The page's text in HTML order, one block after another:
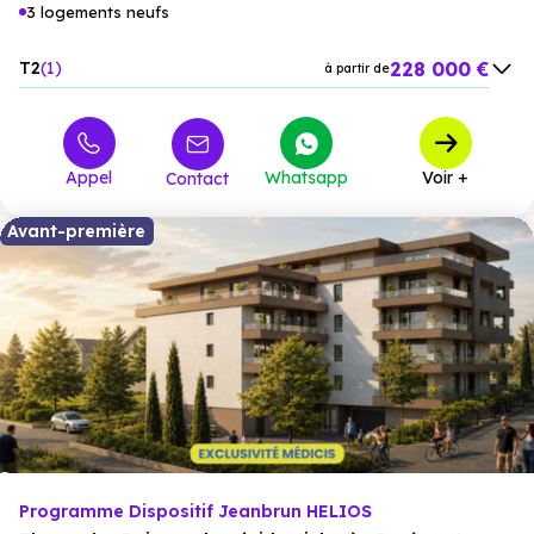
3 logements neufs
T2 1 à partir de228 000 €
à partir de 380 000 €
Appel Contact Whatsapp Voir +
Avant-première
Programme Dispositif Jeanbrun HELIOS